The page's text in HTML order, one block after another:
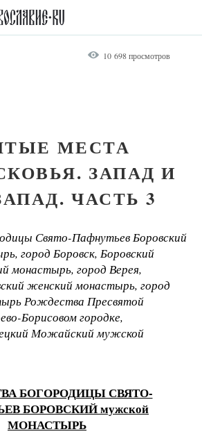
10 698 просмотров
МЕСТА
ЗАПАД И
ЧАСТЬ 3
Свято-Пафнутьев Боровский
город Боровск, Боровский
монастырь, город Верея,
женский монастырь, город
Рождества Пресвятой
Борисовом городке,
Можайский мужской
БОГОРОДИЦЫ СВЯТО-
БОРОВСКИЙ мужской
МОНАСТЫРЬ